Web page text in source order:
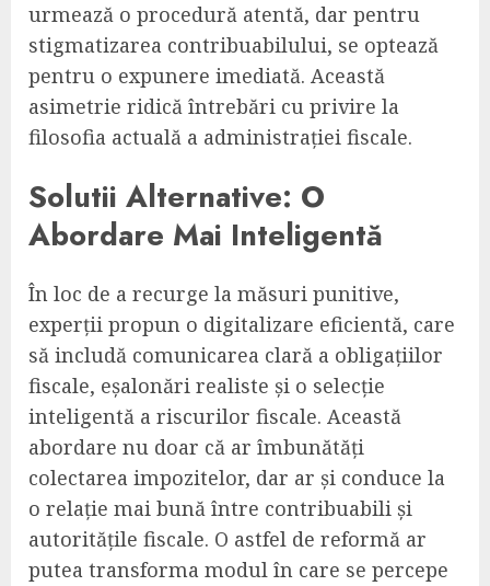
urmează o procedură atentă, dar pentru
stigmatizarea contribuabilului, se optează
pentru o expunere imediată. Această
asimetrie ridică întrebări cu privire la
filosofia actuală a administrației fiscale.
Solutii Alternative: O
Abordare Mai Inteligentă
În loc de a recurge la măsuri punitive,
experții propun o digitalizare eficientă, care
să includă comunicarea clară a obligațiilor
fiscale, eșalonări realiste și o selecție
inteligentă a riscurilor fiscale. Această
abordare nu doar că ar îmbunătăți
colectarea impozitelor, dar ar și conduce la
o relație mai bună între contribuabili și
autoritățile fiscale. O astfel de reformă ar
putea transforma modul în care se percepe